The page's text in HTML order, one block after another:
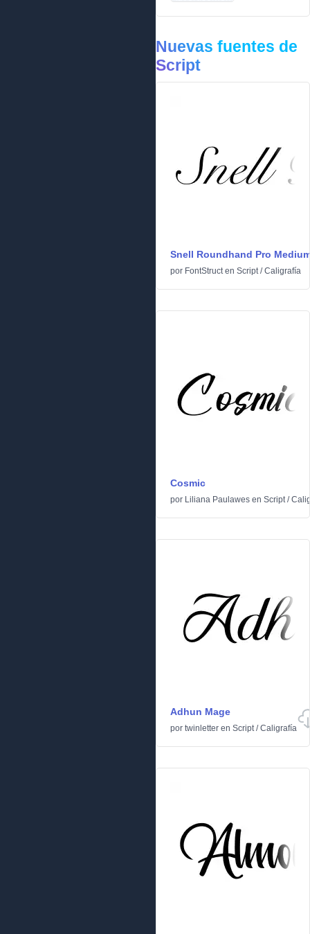
Nuevas fuentes de
Script
Snell Roundhand Pro
por FontStructen Script/Caligrafía
Cosmic
por Liliana Paulawes en Script/
Adhun Mage
por twinletter en Script/Caligrafía